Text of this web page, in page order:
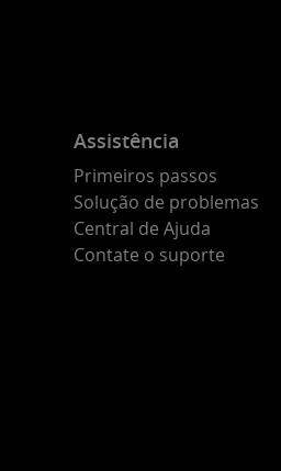
Assistência
Primeiros passos
Solução de problemas
Central de Ajuda
Contate o suporte